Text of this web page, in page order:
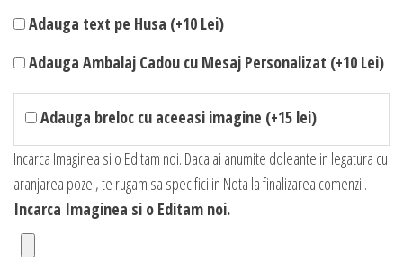
Adauga text pe Husa (+10 Lei)
Adauga Ambalaj Cadou cu Mesaj Personalizat (+10 Lei)
Adauga breloc cu aceeasi imagine (+15 lei)
Incarca Imaginea si o Editam noi. Daca ai anumite doleante in legatura cu
aranjarea pozei, te rugam sa specifici in Nota la finalizarea comenzii.
Incarca Imaginea si o Editam noi.